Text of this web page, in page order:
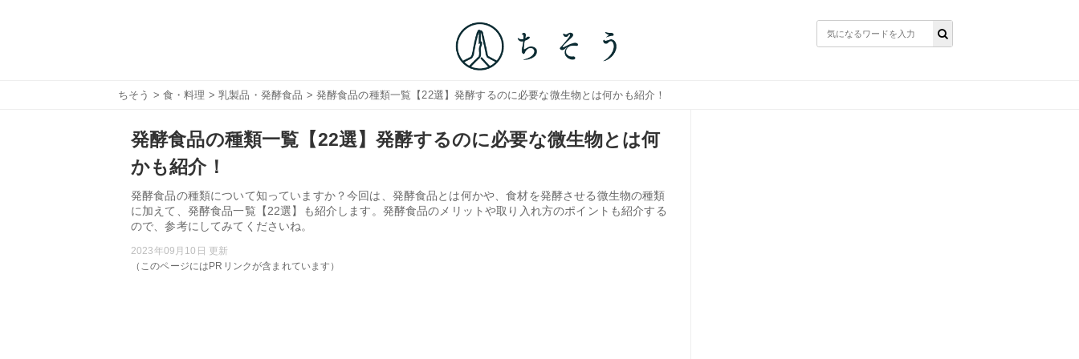
ちそう > 食・料理 >乳製品・発酵食品 > 発酵食品の種類一覧【22選】発酵するのに必要な微生物とは何かも紹介！
発酵食品の種類一覧【22選】発酵するのに必要な微生物とは何
かも紹介！
発酵食品の種類について知っていますか？今回は、発酵食品とは何かや、食材を発酵させる微生物の種類
に加えて、発酵食品一覧【22選】も紹介します。発酵食品のメリットや取り入れ方のポイントも紹介する
ので、参考にしてみてくださいね。
2023年09月10日 更新
（このページにはPRリンクが含まれています）